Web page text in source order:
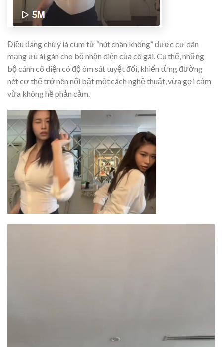
Điều đáng chú ý là cụm từ “hút chân không” được cư dân
mạng ưu ái gán cho bộ nhận diện của cô gái. Cụ thể, những
bộ cánh cô diện có độ ôm sát tuyệt đối, khiến từng đường
nét cơ thể trở nên nổi bật một cách nghệ thuật, vừa gợi cảm
vừa không hề phản cảm.